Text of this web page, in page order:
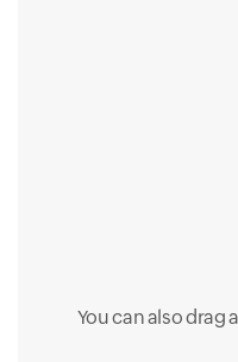
You can also drag